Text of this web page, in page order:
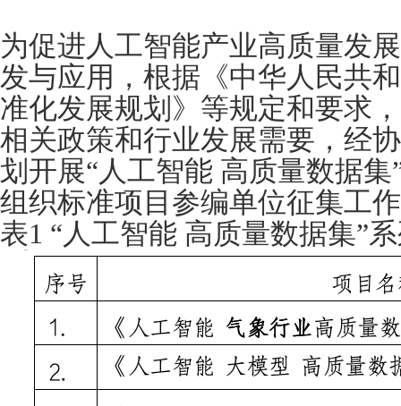
为促进人工智能产业高质量发
发与应用，根据《中华人民共
准化发展规划》等规定和要求
相关政策和行业发展需要，经
划开展“人工智能 高质量数据
组织标准项目参编单位征集工
表1 “人工智能 高质量数据集”